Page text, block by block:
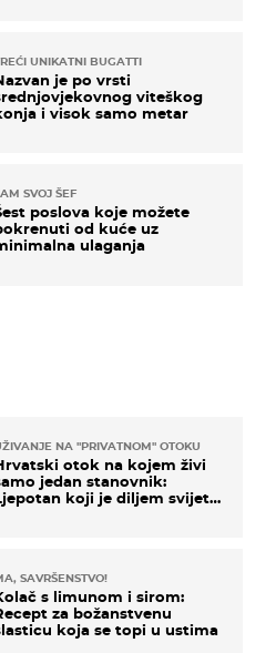
NA "PRIVATNOM" OTOKU
otok na kojem živi
jedan stanovnik:
koji je diljem svijeta
SAVRŠENSTVO!
s limunom i sirom:
za božanstvenu
koja se topi u ustima
UNIKATNI BUGATTI
je po vrsti
viteškog
i visok samo metar
SVOJ ŠEF
poslova koje možete
od kuće uz
ulaganja